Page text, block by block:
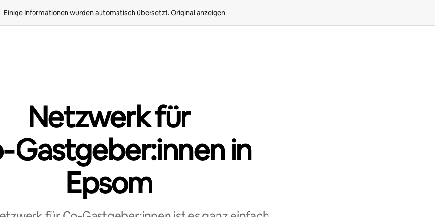
Einige Informationen wurden automatisch übersetzt. Original anzeigen
Netzwerk für
in
Epsom